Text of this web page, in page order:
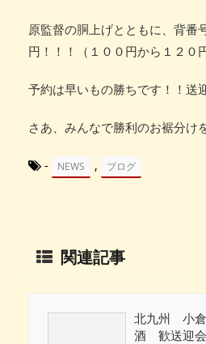
原監督の胴上げとともに、背番
円！！！（１００円から１２０
予約は早いもの勝ちです！！送
さあ、みんなで勝利のお裾分け
- NEWS , ブログ
関連記事
北九州 小
酒 歓送迎会